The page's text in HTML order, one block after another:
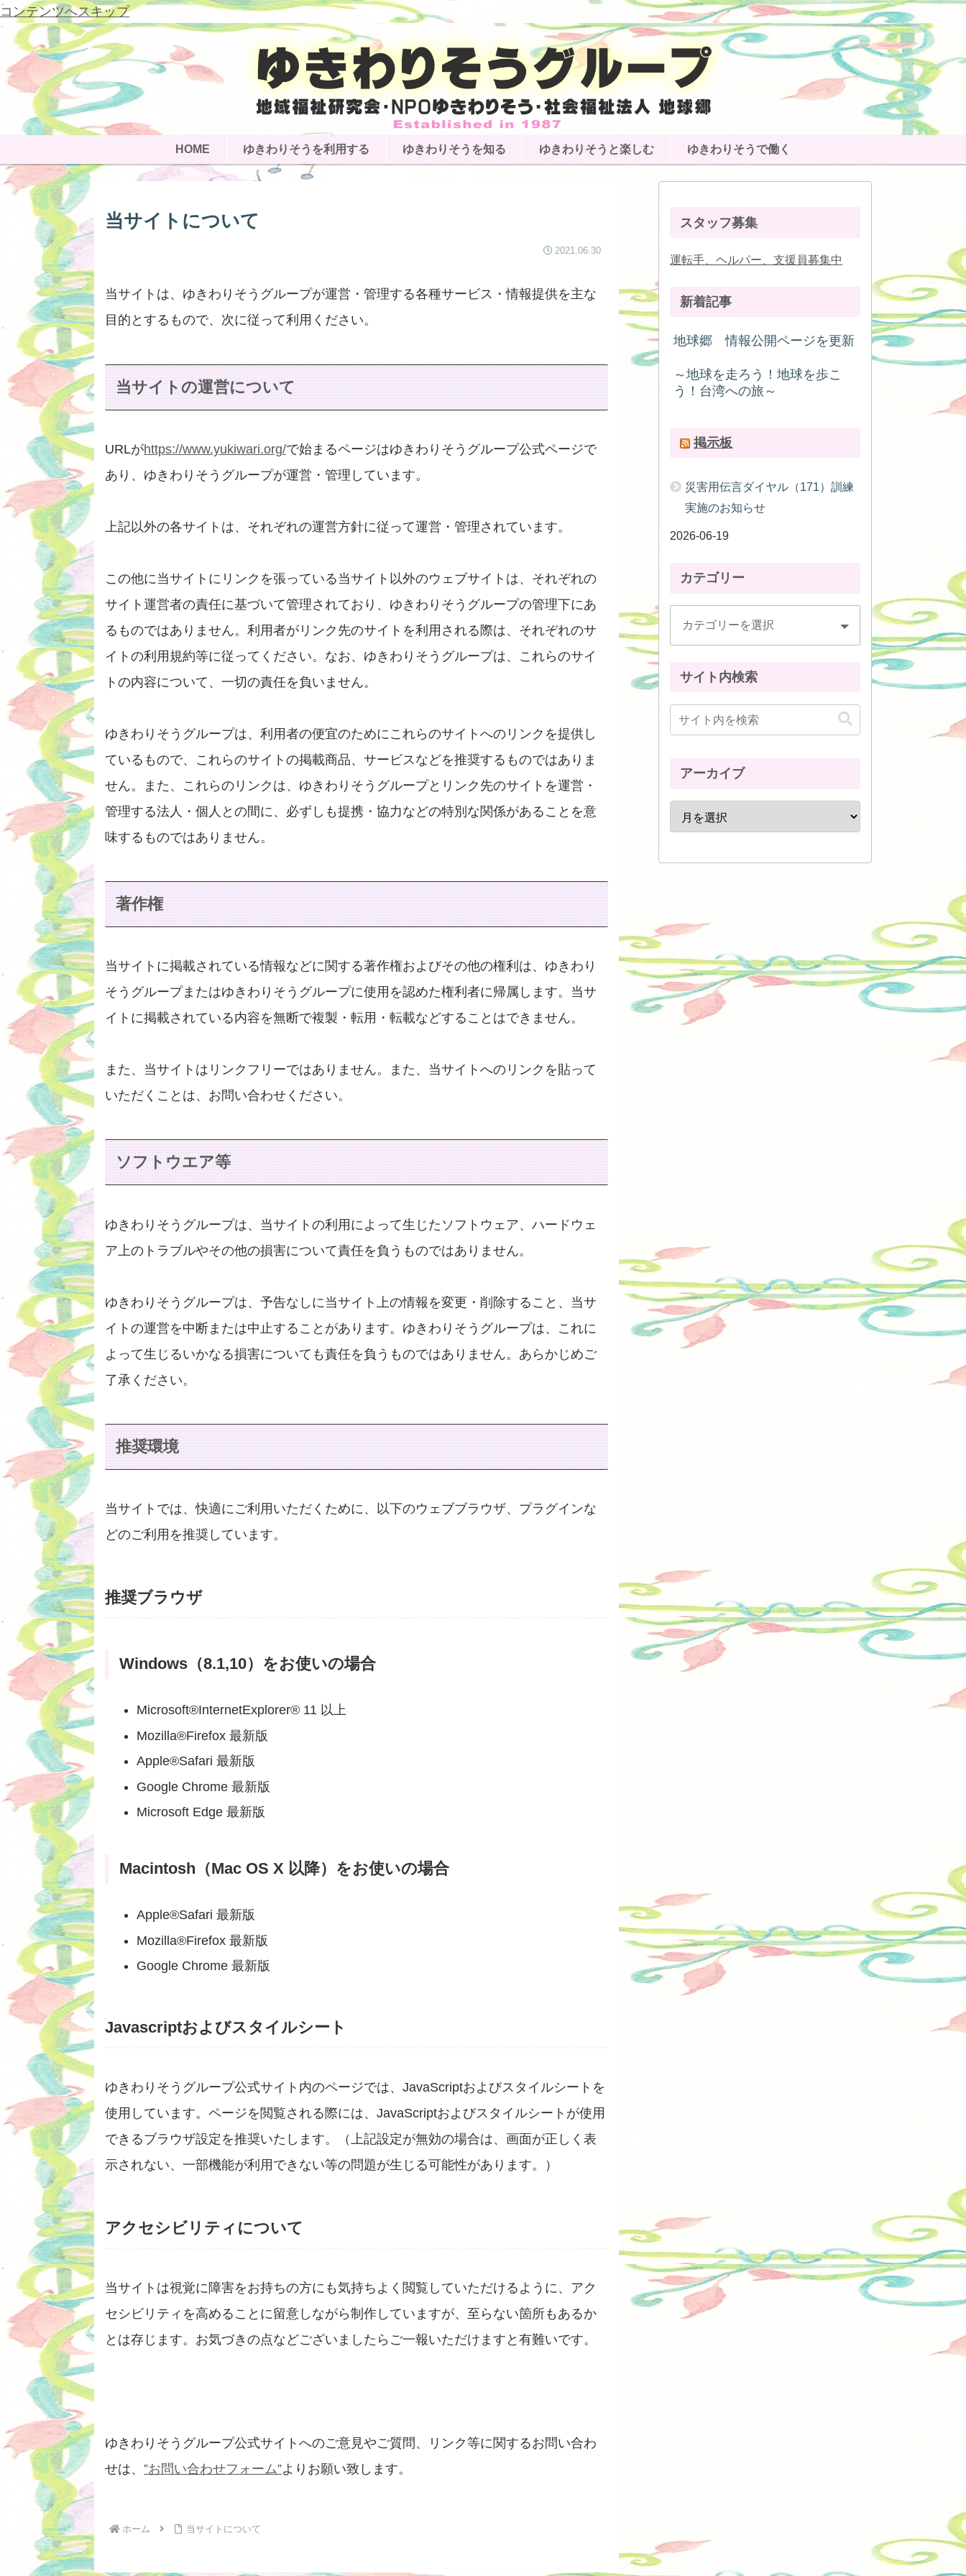
コンテンツへスキップ
HOME ゆきわりそうを利用する ゆきわりそうを知る ゆきわりそうと楽しむ ゆきわりそうで働く
当サイトについて
2021.06.30
当サイトは、ゆきわりそうグループが運営・管理する各種サービス・情報提供を主な
目的とするもので、次に従って利用ください。
当サイトの運営について
URLがhttps://www.yukiwari.org/で始まるページはゆきわりそうグループ公式ページで
あり、ゆきわりそうグループが運営・管理しています。
上記以外の各サイトは、それぞれの運営方針に従って運営・管理されています。
この他に当サイトにリンクを張っている当サイト以外のウェブサイトは、それぞれの
サイト運営者の責任に基づいて管理されており、ゆきわりそうグループの管理下にあ
るものではありません。利用者がリンク先のサイトを利用される際は、それぞれのサ
イトの利用規約等に従ってください。なお、ゆきわりそうグループは、これらのサイ
トの内容について、一切の責任を負いません。
ゆきわりそうグループは、利用者の便宜のためにこれらのサイトへのリンクを提供し
ているもので、これらのサイトの掲載商品、サービスなどを推奨するものではありま
せん。また、これらのリンクは、ゆきわりそうグループとリンク先のサイトを運営・
管理する法人・個人との間に、必ずしも提携・協力などの特別な関係があることを意
味するものではありません。
著作権
当サイトに掲載されている情報などに関する著作権およびその他の権利は、ゆきわり
そうグループまたはゆきわりそうグループに使用を認めた権利者に帰属します。当サ
イトに掲載されている内容を無断で複製・転用・転載などすることはできません。
また、当サイトはリンクフリーではありません。また、当サイトへのリンクを貼って
いただくことは、お問い合わせください。
ソフトウエア等
ゆきわりそうグループは、当サイトの利用によって生じたソフトウェア、ハードウェ
ア上のトラブルやその他の損害について責任を負うものではありません。
ゆきわりそうグループは、予告なしに当サイト上の情報を変更・削除すること、当サ
イトの運営を中断または中止することがあります。ゆきわりそうグループは、これに
よって生じるいかなる損害についても責任を負うものではありません。あらかじめご
了承ください。
推奨環境
当サイトでは、快適にご利用いただくために、以下のウェブブラウザ、プラグインな
どのご利用を推奨しています。
推奨ブラウザ
Windows（8.1,10）をお使いの場合
Microsoft®InternetExplorer® 11 以上
Mozilla®Firefox 最新版
Apple®Safari 最新版
Google Chrome 最新版
Microsoft Edge 最新版
Macintosh（Mac OS X 以降）をお使いの場合
Apple®Safari 最新版
Mozilla®Firefox 最新版
Google Chrome 最新版
Javascriptおよびスタイルシート
ゆきわりそうグループ公式サイト内のページでは、JavaScriptおよびスタイルシートを
使用しています。ページを閲覧される際には、JavaScriptおよびスタイルシートが使用
できるブラウザ設定を推奨いたします。（上記設定が無効の場合は、画面が正しく表
示されない、一部機能が利用できない等の問題が生じる可能性があります。）
アクセシビリティについて
当サイトは視覚に障害をお持ちの方にも気持ちよく閲覧していただけるように、アク
セシビリティを高めることに留意しながら制作していますが、至らない箇所もあるか
とは存じます。お気づきの点などございましたらご一報いただけますと有難いです。
ゆきわりそうグループ公式サイトへのご意見やご質問、リンク等に関するお問い合わ
せは、 ”お問い合わせフォーム”よりお願い致します。
ホーム 当サイトについて
スタッフ募集
運転手、ヘルパー、支援員募集中
新着記事
地球郷 情報公開ページを更新
～地球を走ろう！地球を歩こ
う！台湾への旅～
掲示板
災害用伝言ダイヤル（171）訓練
実施のお知らせ
2026-06-19
カテゴリー
サイト内検索
アーカイブ